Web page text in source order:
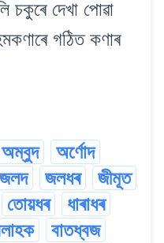
চকুৰে দেখা পোৱা
গঠিত কণাৰ
অম্বুদ
অৰ্ণোদ
জলদ জলধৰ
জীমূত
তোয়ধৰ
ধাৰাধৰ
বাতধ্বজ